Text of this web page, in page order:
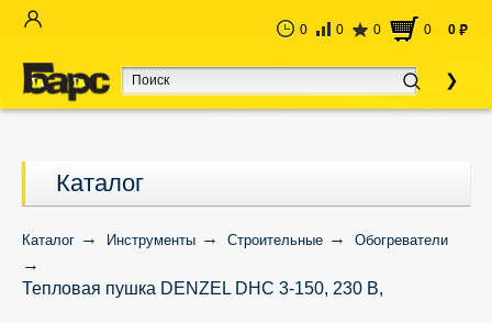
0 0 0 0 0 руб
Каталог
Каталог Инструменты Строительные Обогреватели
Тепловая пушка DENZEL DHC 3-150, 230 В,